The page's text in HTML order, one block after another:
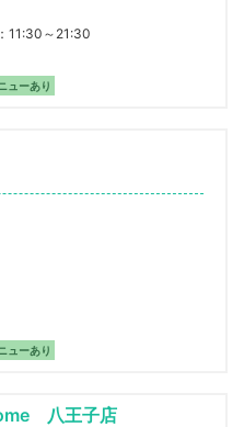
11:30～21:30
ューあり
ューあり
八王子店